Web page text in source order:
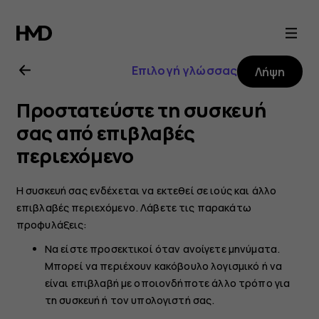
Οδηγίες
χρήσης
Nokia
4.2
Επιλογή γλώσσας Λήψη
Προστατεύστε τη συσκευή
σας από επιβλαβές
περιεχόμενο
Η συσκευή σας ενδέχεται να εκτεθεί σε ιούς και άλλο
επιβλαβές περιεχόμενο. Λάβετε τις παρακάτω
προφυλάξεις:
Να είστε προσεκτικοί όταν ανοίγετε μηνύματα.
Μπορεί να περιέχουν κακόβουλο λογισμικό ή να
είναι επιβλαβή με οποιονδήποτε άλλο τρόπο για
τη συσκευή ή τον υπολογιστή σας.